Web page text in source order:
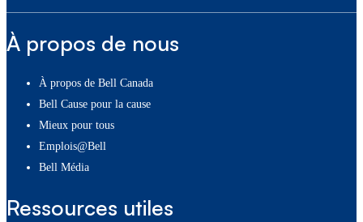
À propos de nous
À propos de Bell Canada
Bell Cause pour la cause
Mieux pour tous
Emplois@Bell
Bell Média
Ressources utiles